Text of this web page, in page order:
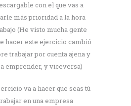
con el que vas a
más prioridad a la hora
(He visto mucha gente
hacer este ejercicio cambió
trabajar por cuenta ajena y
emprender, y viceversa)
va a hacer que seas tú
en una empresa